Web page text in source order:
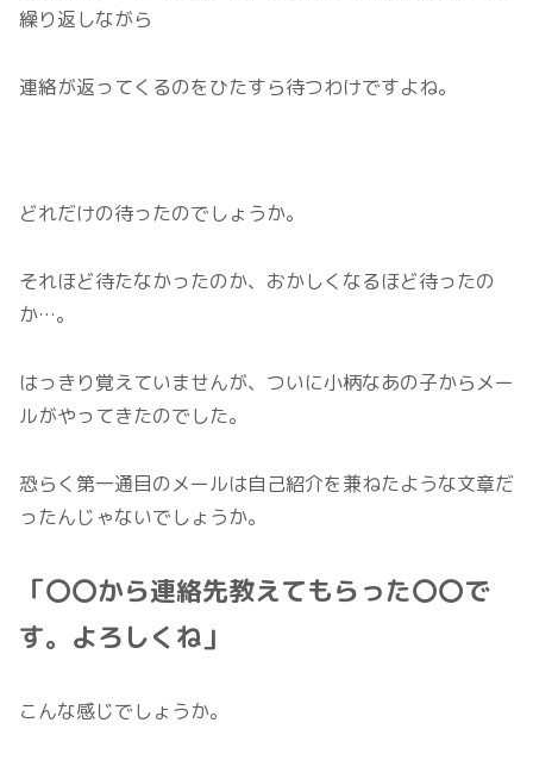
繰り返しながら
連絡が返ってくるのをひたすら待つわけですよね。
どれだけの待ったのでしょうか。
それほど待たなかったのか、おかしくなるほど待ったの
か…。
はっきり覚えていませんが、ついに小柄なあの子からメー
ルがやってきたのでした。
恐らく第一通目のメールは自己紹介を兼ねたような文章だ
ったんじゃないでしょうか。
「〇〇から連絡先教えてもらった〇〇で
す。よろしくね」
こんな感じでしょうか。